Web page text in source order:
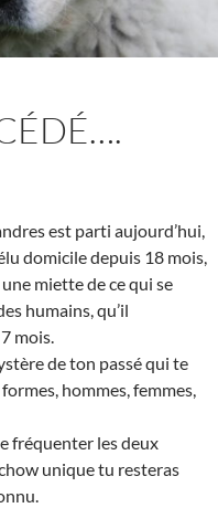
est parti aujourd’hui,
domicile depuis 18 mois,
miette de ce qui se
humains, qu’il
mois.
de ton passé qui te
hommes, femmes,
fréquenter les deux
unique tu resteras